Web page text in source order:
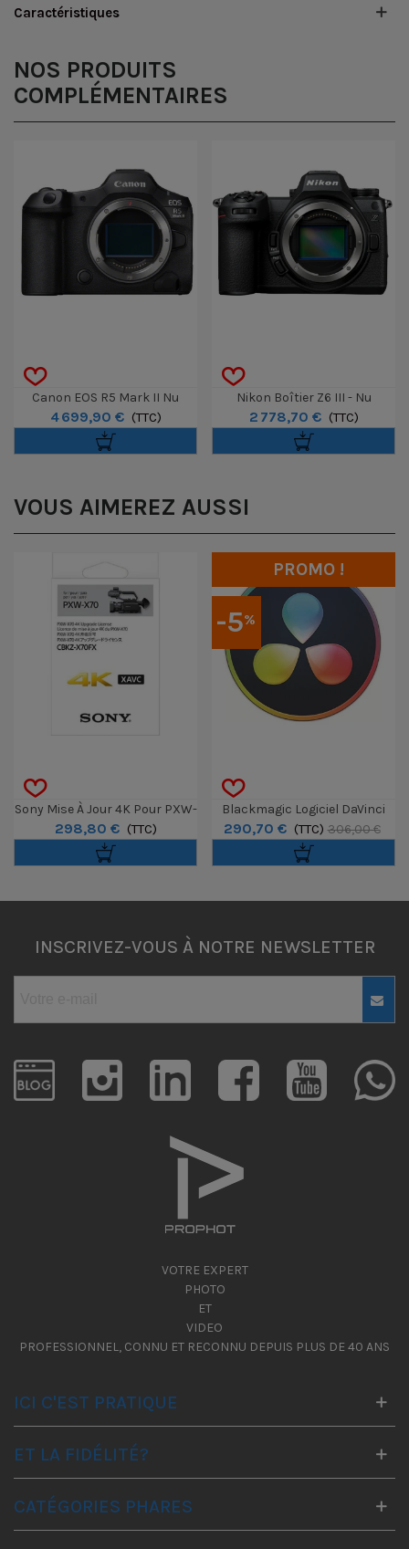
Caractéristiques
NOS PRODUITS
COMPLÉMENTAIRES
Canon EOS R5 Mark II Nu
4 699,90 € (TTC)
Nikon Boîtier Z6 III - Nu
2 778,70 € (TTC)
VOUS AIMEREZ AUSSI
Sony Mise À Jour 4K Pour PXW-
70
298,80 € (TTC)
-5%
PROMO !
Blackmagic Logiciel DaVinci
Resolve Studio - Dongle
290,70 € (TTC) 306,00 €
INSCRIVEZ-VOUS À NOTRE NEWSLETTER
VOTRE EXPERT
PHOTO
ET
VIDEO
PROFESSIONNEL, CONNU ET RECONNU DEPUIS PLUS DE 40 ANS
ICI C'EST PRATIQUE
ET LA FIDÉLITÉ?
CATÉGORIES PHARES